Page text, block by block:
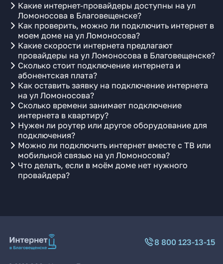
Какие интернет-провайдеры доступны на ул
Ломоносова в Благовещенске?
Как проверить, можно ли подключить интернет в
моем доме на ул Ломоносова?
Какие скорости интернета предлагают
провайдеры на ул Ломоносова в Благовещенске?
Сколько стоит подключение интернета и
абонентская плата?
Как оставить заявку на подключение интернета
на ул Ломоносова?
Сколько времени занимает подключение
интернета в квартиру?
Нужен ли роутер или другое оборудование для
подключения?
Можно ли подключить интернет вместе с ТВ или
мобильной связью на ул Ломоносова?
Что делать, если в моём доме нет нужного
провайдера?
8 800 123-13-15